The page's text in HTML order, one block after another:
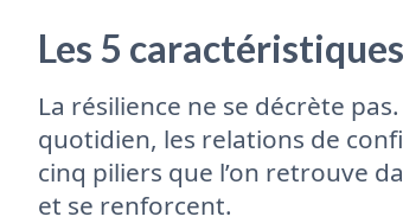
Les 5
La résilience ne se décrète
quotidien, les relations de
cinq piliers que l’on retrouve
et se renforcent.